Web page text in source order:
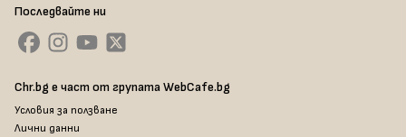
Последвайте ни
Chr.bg е част от групата WebCafe.bg
Условия за ползване
Лични данни